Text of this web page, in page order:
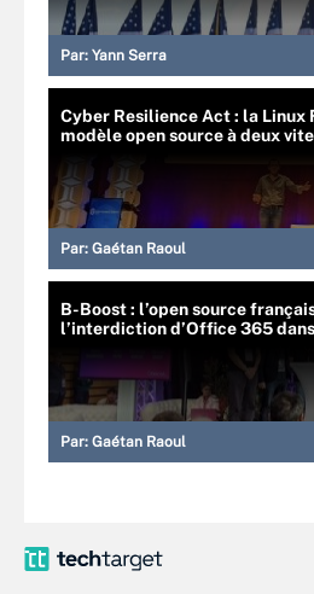
Par: Yann Serra
Cyber Resilience Act : la Linux
modèle open source à deux
Par: Gaétan Raoul
B-Boost : l’open source
l’interdiction d’Office 365
Par: Gaétan Raoul